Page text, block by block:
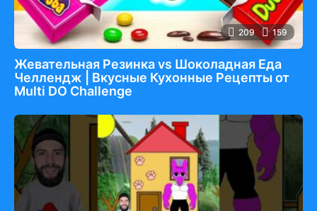
209 159
Жевательная Резинка vs Шоколадная Еда
Челлендж | Вкусные Кухонные Рецепты от
Multi DO Challenge